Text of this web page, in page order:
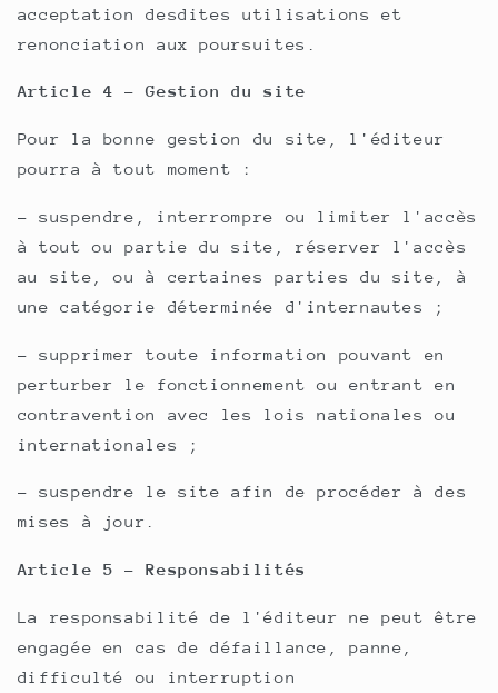
acceptation desdites utilisations et
renonciation aux poursuites.
Article 4 - Gestion du site
Pour la bonne gestion du site, l'éditeur
pourra à tout moment :
- suspendre, interrompre ou limiter l'accès
à tout ou partie du site, réserver l'accès
au site, ou à certaines parties du site, à
une catégorie déterminée d'internautes ;
- supprimer toute information pouvant en
perturber le fonctionnement ou entrant en
contravention avec les lois nationales ou
internationales ;
- suspendre le site afin de procéder à des
mises à jour.
Article 5 - Responsabilités
La responsabilité de l'éditeur ne peut être
engagée en cas de défaillance, panne,
difficulté ou interruption